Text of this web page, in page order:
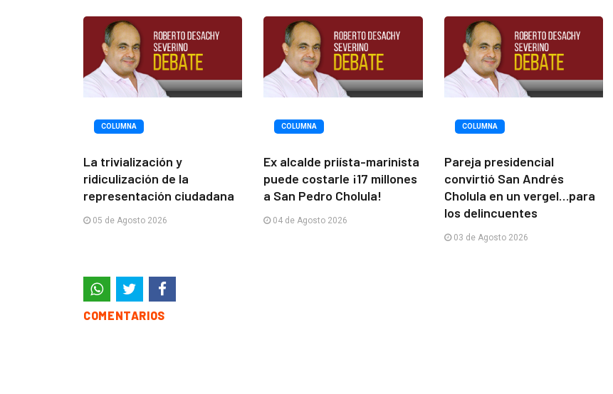
COLUMNA
La trivialización y
ridiculización de la
representación ciudadana
05 de Agosto 2026
COLUMNA
Ex alcalde priísta-marinista
puede costarle ¡17 millones
a San Pedro Cholula!
04 de Agosto 2026
COLUMNA
Pareja presidencial
convirtió San Andrés
Cholula en un vergel…para
los delincuentes
03 de Agosto 2026
COMENTARIOS